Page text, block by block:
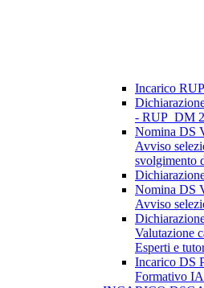
Incarico
- RUP_DM
Nomina DS
Avviso
svolgimento
Nomina DS
Avviso
Valutazione
Esperti e
Incarico DS
Formativo IA